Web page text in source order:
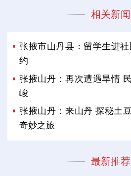
相关新闻
张掖市山丹县：留学生进
约
张掖山丹：再次遭遇旱情
峻
张掖山丹：来山丹 探秘土
奇妙之旅
最新推荐